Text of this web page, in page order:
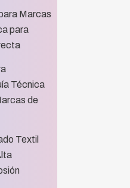
Marcas
para
Técnica
de
Textil